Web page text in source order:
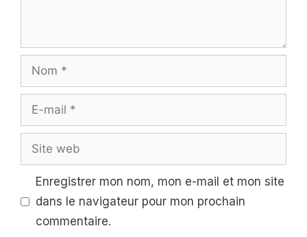
Nom
mail
Site
web
Enregistrer mon nom, mon e-mail et mon site
dans le navigateur pour mon prochain
commentaire.